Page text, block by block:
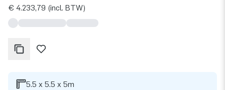
€ 4.233,79 (incl. BTW)
5.5 x 5.5 x 5m